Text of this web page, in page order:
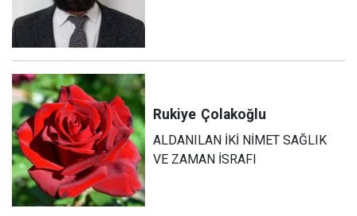
Rukiye Çolakoğlu
ALDANILAN İKİ NİMET SAĞLIK
VE ZAMAN İSRAFI